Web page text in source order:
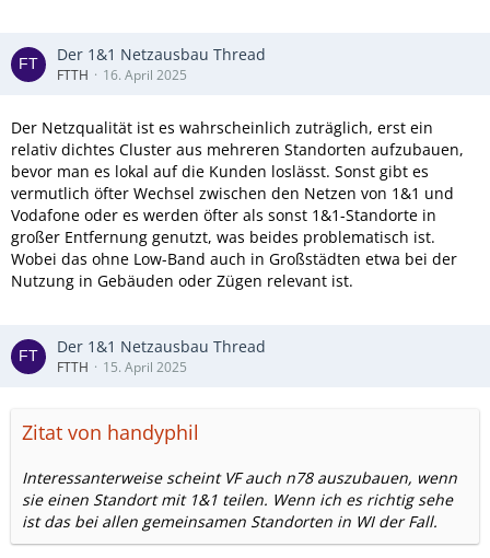
Der 1&1 Netzausbau Thread
FTTH 16. April 2025
Der Netzqualität ist es wahrscheinlich zuträglich, erst ein
relativ dichtes Cluster aus mehreren Standorten aufzubauen,
bevor man es lokal auf die Kunden loslässt. Sonst gibt es
vermutlich öfter Wechsel zwischen den Netzen von 1&1 und
Vodafone oder es werden öfter als sonst 1&1-Standorte in
großer Entfernung genutzt, was beides problematisch ist.
Wobei das ohne Low-Band auch in Großstädten etwa bei der
Nutzung in Gebäuden oder Zügen relevant ist.
Der 1&1 Netzausbau Thread
FTTH 15. April 2025
Zitat von handyphil
Interessanterweise scheint VF auch n78 auszubauen, wenn
sie einen Standort mit 1&1 teilen. Wenn ich es richtig sehe
ist das bei allen gemeinsamen Standorten in WI der Fall.